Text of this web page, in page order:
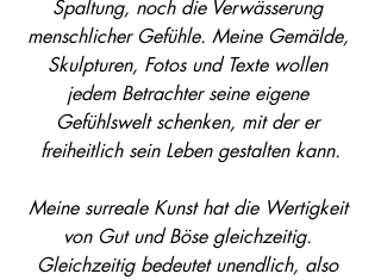
Spaltung, noch die Verwässerung
menschlicher Gefühle. Meine Gemälde,
Skulpturen, Fotos und Texte wollen
jedem Betrachter seine eigene
Gefühlswelt schenken, mit der er
freiheitlich sein Leben gestalten kann.
Meine surreale Kunst hat die Wertigkeit
von Gut und Böse gleichzeitig.
Gleichzeitig bedeutet unendlich, also